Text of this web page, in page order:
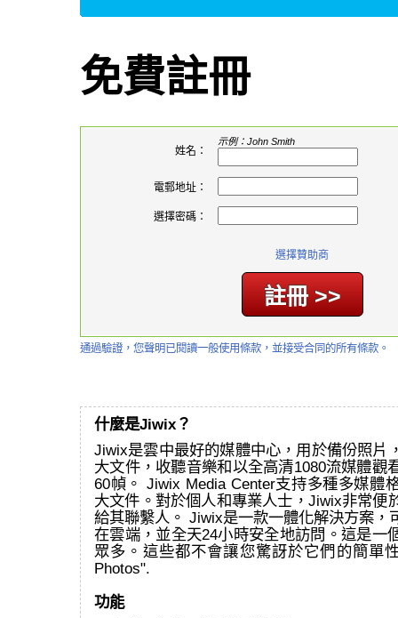
免費註冊
姓名：
示例：John Smith
電郵地址：
選擇密碼：
選擇贊助商
通過驗證，您聲明已閱讀一般使用條款，並接受合同的所有條款。
什麼是Jiwix？
Jiwix是雲中最好的媒體中心，用於備份照片
大文件，收聽音樂和以全高清1080流媒體觀
60幀。 Jiwix Media Center支持多種多媒體
大文件。對於個人和專業人士，Jiwix非常便
給其聯繫人。 Jiwix是一款一體化解決方案，
在雲端，並全天24小時安全地訪問。這是一
眾多。這些都不會讓您驚訝於它們的簡單
Photos".
功能